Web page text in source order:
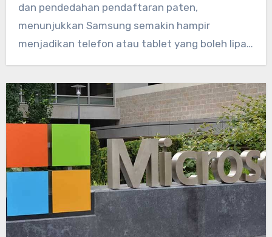
dan pendedahan pendaftaran paten,
menunjukkan Samsung semakin hampir
menjadikan telefon atau tablet yang boleh lipat